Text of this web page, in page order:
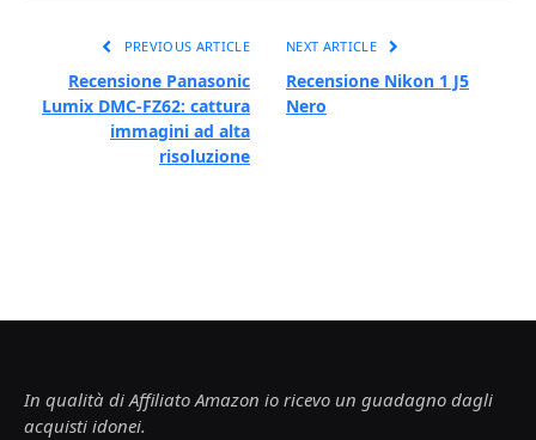
PREVIOUS ARTICLE
Recensione Panasonic
Lumix DMC-FZ62: cattura
immagini ad alta
risoluzione
NEXT ARTICLE
Recensione Nikon 1 J5
Nero
In qualità di Affiliato Amazon io ricevo un guadagno dagli
acquisti idonei.